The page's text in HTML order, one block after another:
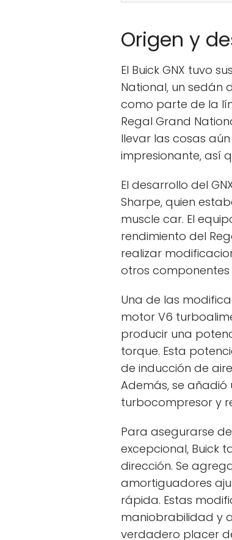
Origen y
El Buick GNX tuvo
National, un sedán
como parte de la
Regal Grand
llevar las cosas
impresionante, así
El desarrollo del
Sharpe, quien
muscle car. El
rendimiento del
realizar
otros componentes
Una de las
motor V6
producir una
torque. Esta
de inducción de
Además, se
turbocompresor y
Para asegurarse
excepcional, Buick
dirección. Se
amortiguadores
rápida. Estas
maniobrabilidad y
verdadero placer